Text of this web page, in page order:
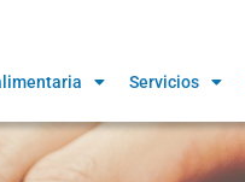
Servicios